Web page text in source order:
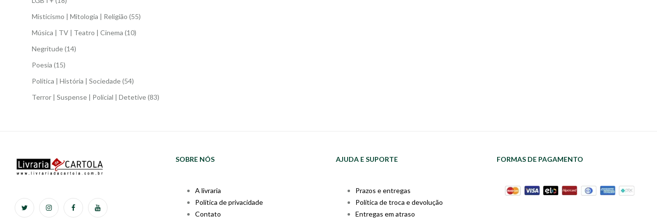
Misticismo | Mitologia | Religião (55)
Música | TV | Teatro | Cinema (10)
Negritude(14)
Poesia (15)
Política | História | Sociedade(54)
Terror | Suspense | Policial | Detetive(83)
SOBRE NÓS
A livraria
Política de privacidade
Contato
AJUDA E SUPORTE
Prazos e entregas
Política de troca e devolução
Entregas em atraso
FORMAS DE PAGAMENTO